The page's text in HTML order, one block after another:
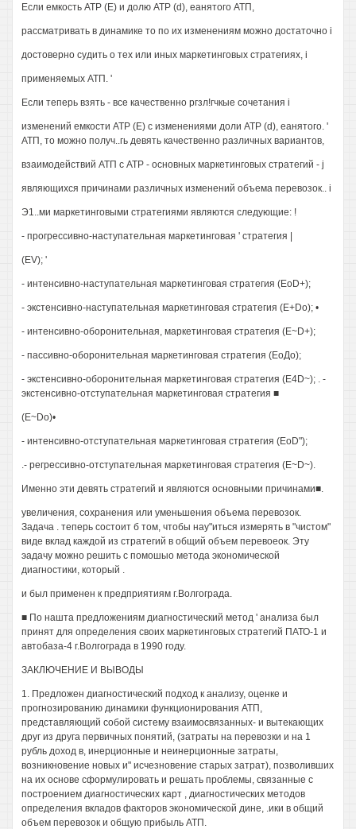
Если емкость ATP (Е) и долю ATP (d), еанятого АТП,
рассматривать в динамике то по их изменениям можно достаточно i
достоверно судить о тех или иных маркетинговых стратегиях, i
применяемых АТП. '
Если теперь взять - все качественно ргзл!гчкые сочетания i
изменений емкости ATP (Е) с изменениями доли ATP (d), еанятого. '
АТП, то можно получ..гь девять качественно различных вариантов,
взаимодействий АТП с АТР - основных маркетинговых стратегий - j
являющихся причинами различных изменений объема перевозок.. i
Э1..ми маркетинговыми стратегиями являются следующие: !
- прогрессивно-наступательная маркетинговая ' стратегия |
(EV); '
- интенсивно-наступательная маркетинговая стратегия (EoD+);
- экстенсивно-наступательная маркетинговая стратегия (E+Do); •
- интенсивно-оборонительная, маркетинговая стратегия (E~D+);
- пассивно-оборонительная маркетинговая стратегия (ЕоДо);
- экстенсивно-оборонительная маркетинговая стратегия (E4D~); . -
экстенсивно-отступательная маркетинговая стратегия ■
(E~Do)•
- интенсивно-отступательная маркетинговая стратегия (EoD");
.- регрессивно-отступательная маркетинговая стратегия (E~D~).
Именно эти девять стратегий и являются основными причинами■.
увеличения, сохранения или уменьшения объема перевозок.
Задача . теперь состоит б том, чтобы нау"иться измерять в "чистом"
виде вклад каждой из стратегий в общий объем перевоеок. Эту
эадачу можно решить с помошыо метода экономической
диагностики, который .
и был применен к предприятиям г.Волгограда.
■ По нашта предложениям диагностический метод ' анализа был
принят для определения своих маркетинговых стратегий ПАТО-1 и
автобаза-4 г.Волгограда в 1990 году.
ЗАКЛЮЧЕНИЕ И ВЫВОДЫ
1. Предложен диагностический подход к анализу, оценке и
прогнозированию динамики функционирования АТП,
представляющий собой систему взаимосвязанных- и вытекающих
друг из друга первичных понятий, (затраты на перевозки и на 1
рубль доход в, инерционные и неинерционные затраты,
возникновение новых и" исчезновение старых затрат), позволивших
на их основе сформулировать и решать проблемы, связанные с
построением диагностических карт , диагностических методов
определения вкладов факторов экономической дине, .ики в общий
объем перевозок и общую прибыль АТП.